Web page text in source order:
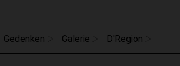
Gedenken Galerie D'Region